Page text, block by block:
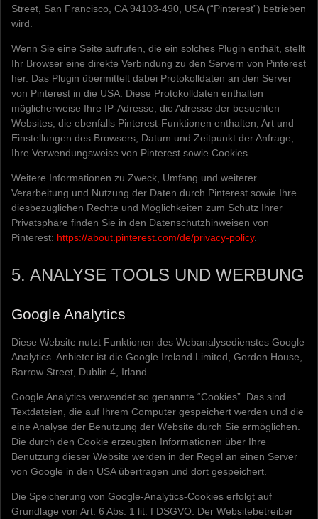
Street, San Francisco, CA 94103-490, USA (“Pinterest”) betrieben
wird.
Wenn Sie eine Seite aufrufen, die ein solches Plugin enthält, stellt
Ihr Browser eine direkte Verbindung zu den Servern von Pinterest
her. Das Plugin übermittelt dabei Protokolldaten an den Server
von Pinterest in die USA. Diese Protokolldaten enthalten
möglicherweise Ihre IP-Adresse, die Adresse der besuchten
Websites, die ebenfalls Pinterest-Funktionen enthalten, Art und
Einstellungen des Browsers, Datum und Zeitpunkt der Anfrage,
Ihre Verwendungsweise von Pinterest sowie Cookies.
Weitere Informationen zu Zweck, Umfang und weiterer
Verarbeitung und Nutzung der Daten durch Pinterest sowie Ihre
diesbezüglichen Rechte und Möglichkeiten zum Schutz Ihrer
Privatsphäre finden Sie in den Datenschutzhinweisen von
Pinterest: https://about.pinterest.com/de/privacy-policy.
5. ANALYSE TOOLS UND WERBUNG
Google Analytics
Diese Website nutzt Funktionen des Webanalysedienstes Google
Analytics. Anbieter ist die Google Ireland Limited, Gordon House,
Barrow Street, Dublin 4, Irland.
Google Analytics verwendet so genannte “Cookies”. Das sind
Textdateien, die auf Ihrem Computer gespeichert werden und die
eine Analyse der Benutzung der Website durch Sie ermöglichen.
Die durch den Cookie erzeugten Informationen über Ihre
Benutzung dieser Website werden in der Regel an einen Server
von Google in den USA übertragen und dort gespeichert.
Die Speicherung von Google-Analytics-Cookies erfolgt auf
Grundlage von Art. 6 Abs. 1 lit. f DSGVO. Der Websitebetreiber